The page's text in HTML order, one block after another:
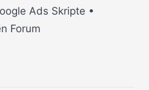
Ads Skripte •
Forum